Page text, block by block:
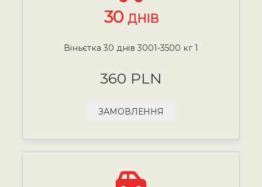
30 ДНІВ
Віньєтка 30 днів 3001-3500 кг 1
360 PLN
ЗАМОВЛЕННЯ